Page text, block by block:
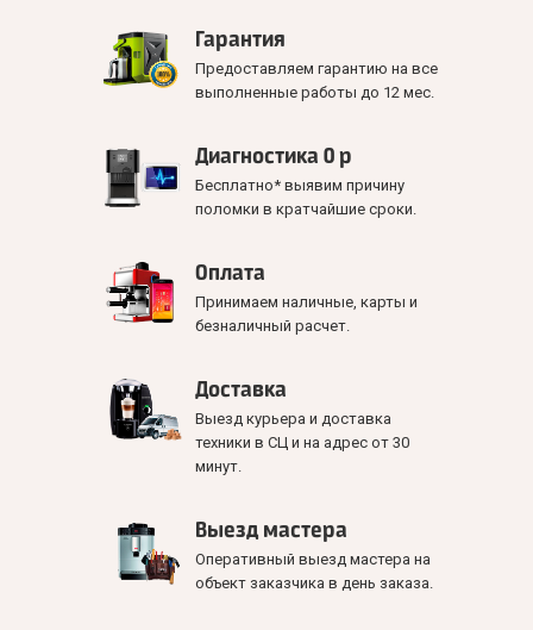
Гарантия
Предоставляем гарантию на все
выполненные работы до 12 мес.
Диагностика 0 р
Бесплатно* выявим причину
поломки в кратчайшие сроки.
Оплата
Принимаем наличные, карты и
безналичный расчет.
Доставка
Выезд курьера и доставка
техники в СЦ и на адрес от 30
минут.
Выезд мастера
Оперативный выезд мастера на
объект заказчика в день заказа.